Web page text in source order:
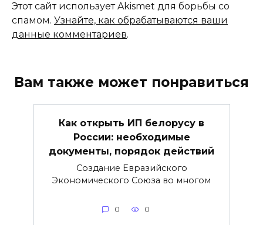
Этот сайт использует Akismet для борьбы со
спамом. Узнайте, как обрабатываются ваши
данные комментариев.
Вам также может понравиться
Как открыть ИП белорусу в
России: необходимые
документы, порядок действий
Создание Евразийского
Экономического Союза во многом
0 0